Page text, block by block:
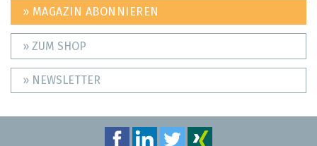
» MAGAZIN ABONNIEREN
» ZUM SHOP
» NEWSLETTER